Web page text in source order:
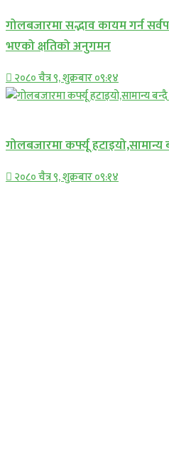
गोलबजारमा सद्भाव कायम गर्न
भएको क्षतिको अनुगमन
२०८० चैत्र ९, शुक्रबार ०९:१४
गोलबजारमा कर्फ्यू
२०८० चैत्र ९, शुक्रबार ०९:१४